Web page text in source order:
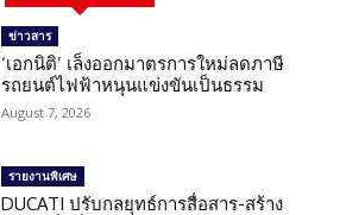
ข่าวสาร
‘เอกนิติ’ เล็งออกมาตรการใหม่ลดภาษี
รถยนต์ไฟฟ้าหนุนแข่งขันเป็นธรรม
August 7, 2026
รายงานพิเศษ
DUCATI ปรับกลยุทธ์การสื่อสาร-สร้าง